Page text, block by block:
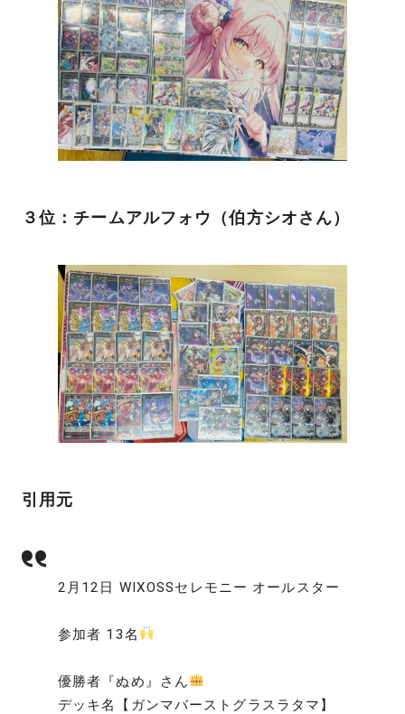
３位：チームアルフォウ（伯方シオさん）
引用元
2月12日 WIXOSSセレモニー オールスター
参加者 13名
優勝者『ぬめ』さん
デッキ名【ガンマバーストグラスラタマ】